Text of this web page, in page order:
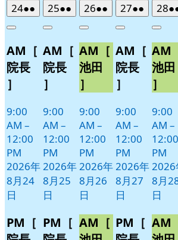
242026
年
月
24
日
●●
件
イ
ベ
ト)
Close
AM［
院長
］
9:00
AM –
12:00
PM
2026年
8月24
日
PM［
252026
年
月
25
日
●●
件
イ
ベ
ト)
Close
AM［
院長
］
9:00
AM –
12:00
PM
2026年
8月25
日
PM［
262026
年
月
26
日
●●
件
イ
ベ
ト)
Close
AM［
池田
］
9:00
AM –
12:00
PM
2026年
8月26
日
AM［
272026
年
月
27
日
●●
件
イ
ベ
ト)
Close
AM［
院長
］
9:00
AM –
12:00
PM
2026年
8月27
日
PM［
28
年
月
28
日
Close
AM
池田
］
9:00
AM –
12:00
PM
2026
8月
日
AM